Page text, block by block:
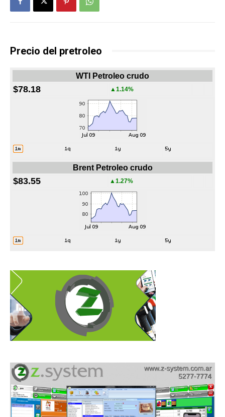
Precio del pretroleo
WTI Petroleo crudo
$78.18 ▲1.14%
Brent Petroleo crudo
$83.55 ▲1.27%